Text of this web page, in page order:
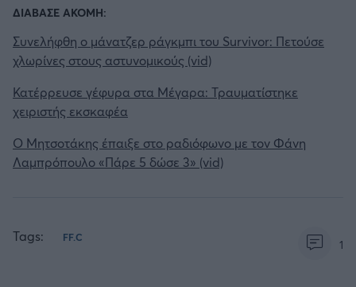
ΔΙΑΒΑΣΕ ΑΚΟΜΗ:
Συνελήφθη ο μάνατζερ ράγκμπι του Survivor: Πετούσε
χλωρίνες στους αστυνομικούς (vid)
Κατέρρευσε γέφυρα στα Μέγαρα: Τραυματίστηκε
χειριστής εκσκαφέα
O Μητσοτάκης έπαιξε στο ραδιόφωνο με τον Φάνη
Λαμπρόπουλο «Πάρε 5 δώσε 3» (vid)
Tags: FF.C 1